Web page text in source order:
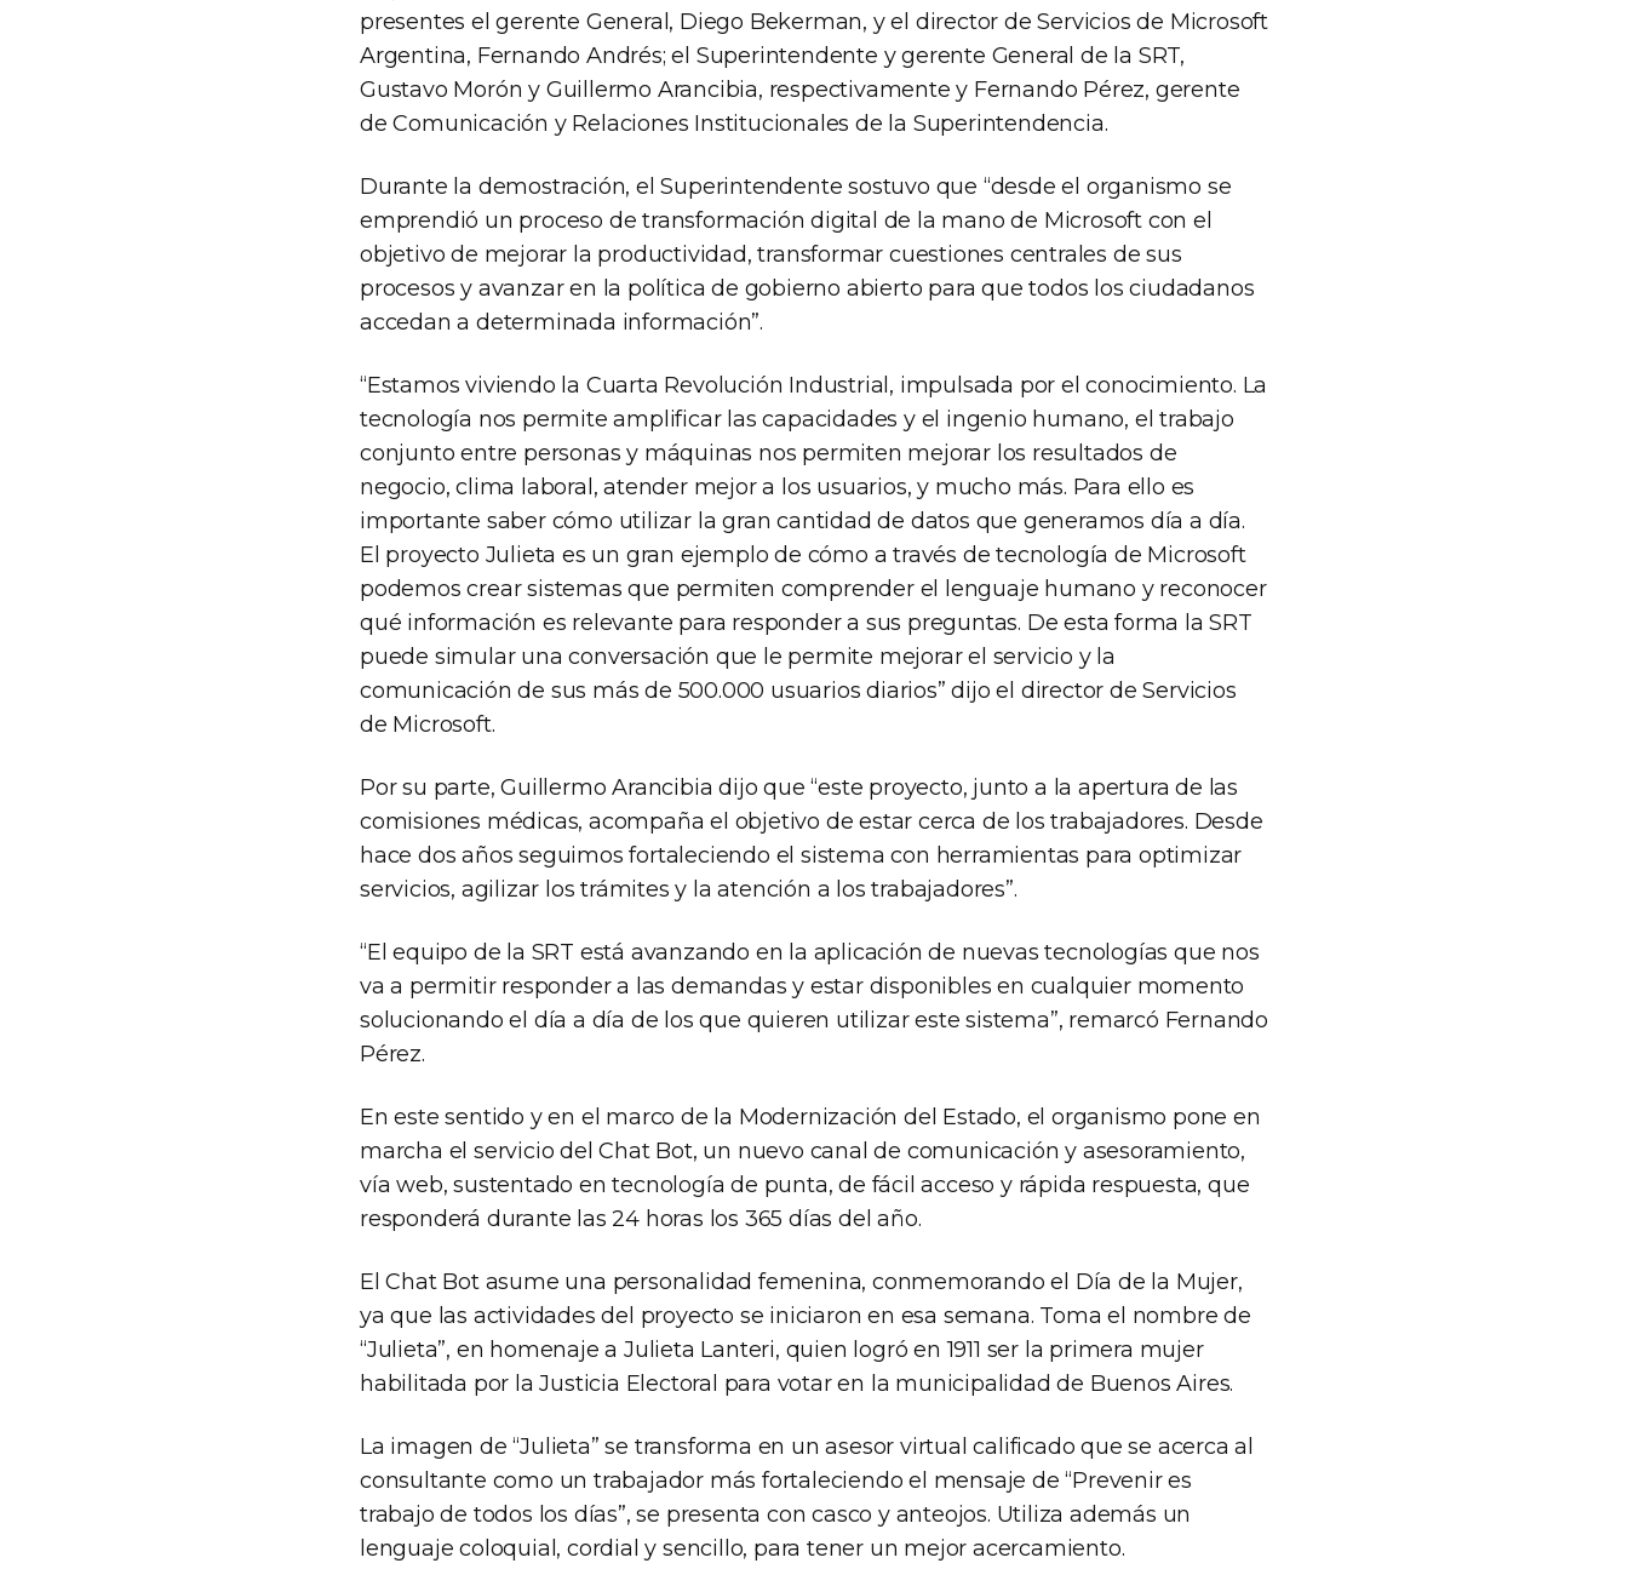
presentes el gerente General, Diego Bekerman, y el director de Servicios de Microsoft
Argentina, Fernando Andrés; el Superintendente y gerente General de la SRT,
Gustavo Morón y Guillermo Arancibia, respectivamente y Fernando Pérez, gerente
de Comunicación y Relaciones Institucionales de la Superintendencia.
Durante la demostración, el Superintendente sostuvo que “desde el organismo se
emprendió un proceso de transformación digital de la mano de Microsoft con el
objetivo de mejorar la productividad, transformar cuestiones centrales de sus
procesos y avanzar en la política de gobierno abierto para que todos los ciudadanos
accedan a determinada información”.
“Estamos viviendo la Cuarta Revolución Industrial, impulsada por el conocimiento. La
tecnología nos permite amplificar las capacidades y el ingenio humano, el trabajo
conjunto entre personas y máquinas nos permiten mejorar los resultados de
negocio, clima laboral, atender mejor a los usuarios, y mucho más. Para ello es
importante saber cómo utilizar la gran cantidad de datos que generamos día a día.
El proyecto Julieta es un gran ejemplo de cómo a través de tecnología de Microsoft
podemos crear sistemas que permiten comprender el lenguaje humano y reconocer
qué información es relevante para responder a sus preguntas. De esta forma la SRT
puede simular una conversación que le permite mejorar el servicio y la
comunicación de sus más de 500.000 usuarios diarios” dijo el director de Servicios
de Microsoft.
Por su parte, Guillermo Arancibia dijo que “este proyecto, junto a la apertura de las
comisiones médicas, acompaña el objetivo de estar cerca de los trabajadores. Desde
hace dos años seguimos fortaleciendo el sistema con herramientas para optimizar
servicios, agilizar los trámites y la atención a los trabajadores”.
“El equipo de la SRT está avanzando en la aplicación de nuevas tecnologías que nos
va a permitir responder a las demandas y estar disponibles en cualquier momento
solucionando el día a día de los que quieren utilizar este sistema”, remarcó Fernando
Pérez.
En este sentido y en el marco de la Modernización del Estado, el organismo pone en
marcha el servicio del Chat Bot, un nuevo canal de comunicación y asesoramiento,
vía web, sustentado en tecnología de punta, de fácil acceso y rápida respuesta, que
responderá durante las 24 horas los 365 días del año.
El Chat Bot asume una personalidad femenina, conmemorando el Día de la Mujer,
ya que las actividades del proyecto se iniciaron en esa semana. Toma el nombre de
“Julieta”, en homenaje a Julieta Lanteri, quien logró en 1911 ser la primera mujer
habilitada por la Justicia Electoral para votar en la municipalidad de Buenos Aires.
La imagen de “Julieta” se transforma en un asesor virtual calificado que se acerca al
consultante como un trabajador más fortaleciendo el mensaje de “Prevenir es
trabajo de todos los días”, se presenta con casco y anteojos. Utiliza además un
lenguaje coloquial, cordial y sencillo, para tener un mejor acercamiento.